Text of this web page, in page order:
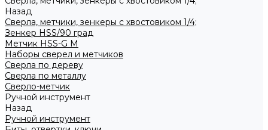
Назад
Сверла, метчики, зенкеры с хвостовиком 1/4;
Зенкер HSS/90 град
Метчик HSS-G М
Наборы сверел и метчиков
Сверла по дереву
Сверла по металлу
Сверло-метчик
Ручной инструмент
Назад
Ручной инструмент